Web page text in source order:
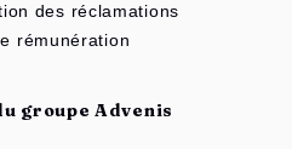
des réclamations
rémunération
groupe Advenis